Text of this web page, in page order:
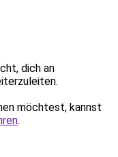
dich an
möchtest, kannst
.